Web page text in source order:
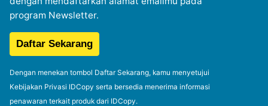
program Newsletter.
Dengan menekan tombol Daftar Sekarang, kamu menyetujui
Kebijakan Privasi IDCopy serta bersedia menerima informasi
penawaran terkait produk dari IDCopy.